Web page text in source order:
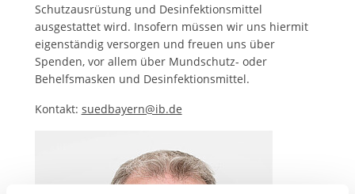
Schutzausrüstung und Desinfektionsmittel
ausgestattet wird. Insofern müssen wir uns hiermit
eigenständig versorgen und freuen uns über
Spenden, vor allem über Mundschutz- oder
Behelfsmasken und Desinfektionsmittel.
Kontakt: suedbayern@ib.de